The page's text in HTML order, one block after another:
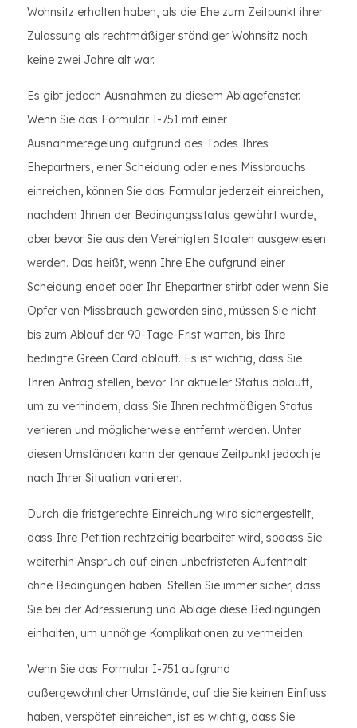
Wohnsitz erhalten haben, als die Ehe zum Zeitpunkt ihrer
Zulassung als rechtmäßiger ständiger Wohnsitz noch
keine zwei Jahre alt war.
Es gibt jedoch Ausnahmen zu diesem Ablagefenster.
Wenn Sie das Formular I-751 mit einer
Ausnahmeregelung aufgrund des Todes Ihres
Ehepartners, einer Scheidung oder eines Missbrauchs
einreichen, können Sie das Formular jederzeit einreichen,
nachdem Ihnen der Bedingungsstatus gewährt wurde,
aber bevor Sie aus den Vereinigten Staaten ausgewiesen
werden. Das heißt, wenn Ihre Ehe aufgrund einer
Scheidung endet oder Ihr Ehepartner stirbt oder wenn Sie
Opfer von Missbrauch geworden sind, müssen Sie nicht
bis zum Ablauf der 90-Tage-Frist warten, bis Ihre
bedingte Green Card abläuft. Es ist wichtig, dass Sie
Ihren Antrag stellen, bevor Ihr aktueller Status abläuft,
um zu verhindern, dass Sie Ihren rechtmäßigen Status
verlieren und möglicherweise entfernt werden. Unter
diesen Umständen kann der genaue Zeitpunkt jedoch je
nach Ihrer Situation variieren.
Durch die fristgerechte Einreichung wird sichergestellt,
dass Ihre Petition rechtzeitig bearbeitet wird, sodass Sie
weiterhin Anspruch auf einen unbefristeten Aufenthalt
ohne Bedingungen haben. Stellen Sie immer sicher, dass
Sie bei der Adressierung und Ablage diese Bedingungen
einhalten, um unnötige Komplikationen zu vermeiden.
Wenn Sie das Formular I-751 aufgrund
außergewöhnlicher Umstände, auf die Sie keinen Einfluss
haben, verspätet einreichen, ist es wichtig, dass Sie